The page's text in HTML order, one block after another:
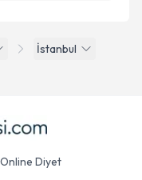
İstanbul
Online Diyet